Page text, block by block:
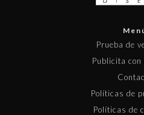
Prueba de
Publicita con
Políticas de
Políticas de